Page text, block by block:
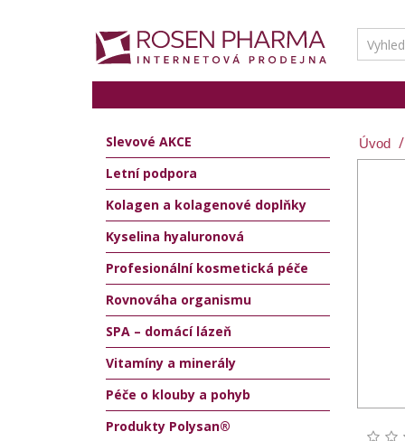
Slevové AKCE
Letní podpora
Kolagen a kolagenové doplňky
Kyselina hyaluronová
Profesionální kosmetická péče
Rovnováha organismu
SPA – domácí lázeň
Vitamíny a minerály
Péče o klouby a pohyb
Produkty Polysan®